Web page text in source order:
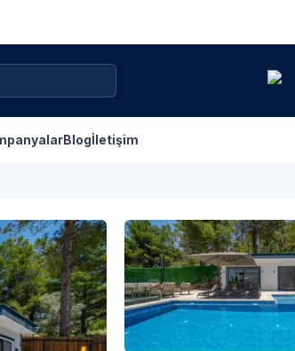
Blogİletişim